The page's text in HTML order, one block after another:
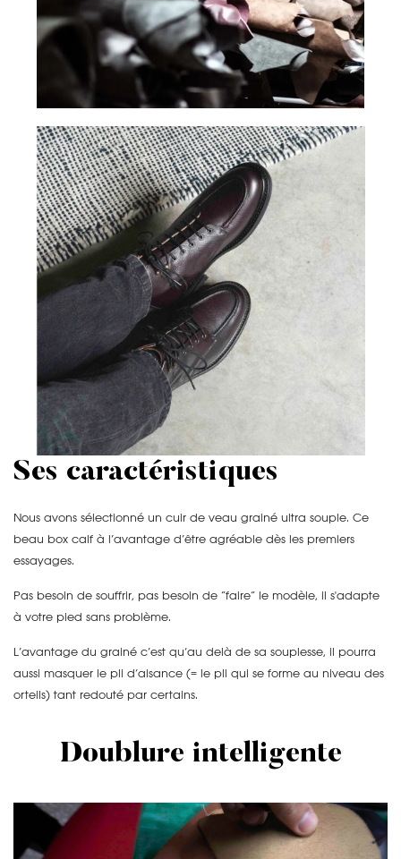
Ses caractéristiques
Nous avons sélectionné un cuir de veau grainé ultra souple. Ce
beau box calf à l’avantage d’être agréable dès les premiers
essayages.
Pas besoin de souffrir, pas besoin de “faire” le modèle, il s'adapte
à votre pied sans problème.
L’avantage du grainé c’est qu’au delà de sa souplesse, il pourra
aussi masquer le pli d’aisance (= le pli qui se forme au niveau des
orteils) tant redouté par certains.
Doublure intelligente